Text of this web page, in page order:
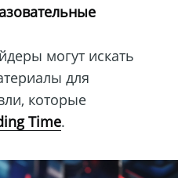
могут искать
для
которые
Time.